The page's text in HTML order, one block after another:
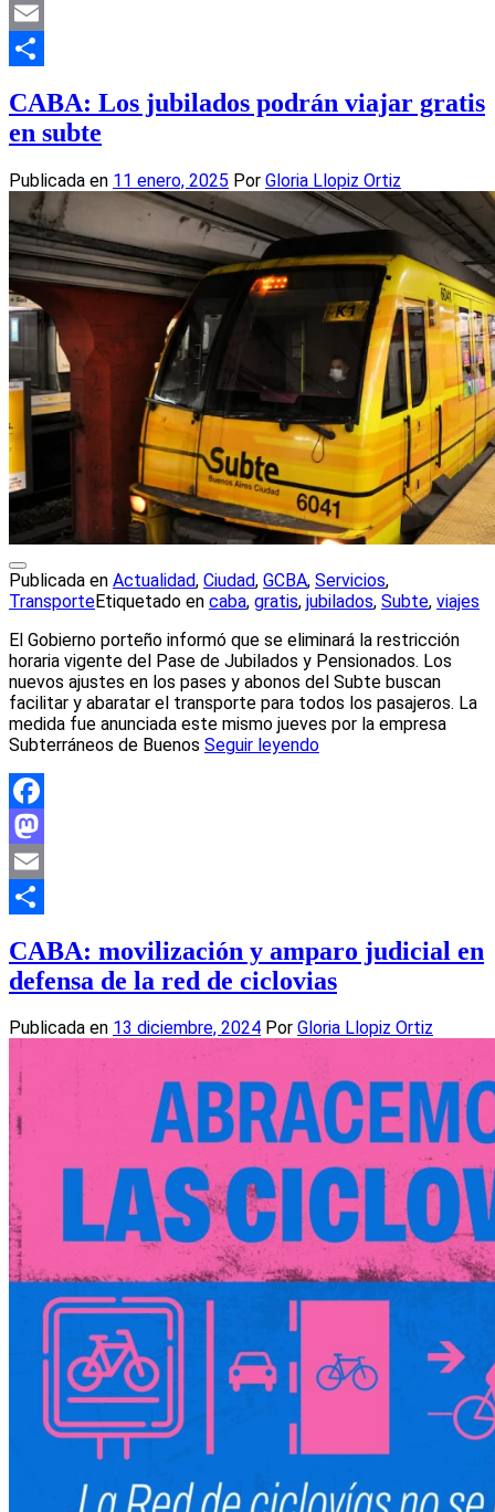
Mastodon
Email
CABA: Los jubilados podrán viajar gratis
en subte
Publicada en 11 enero, 2025 Por Gloria Llopiz Ortiz
Publicada en Actualidad, Ciudad, GCBA, Servicios,
TransporteEtiquetado en caba, gratis, jubilados, Subte, viajes
El Gobierno porteño informó que se eliminará la restricción
horaria vigente del Pase de Jubilados y Pensionados. Los
nuevos ajustes en los pases y abonos del Subte buscan
facilitar y abaratar el transporte para todos los pasajeros. La
medida fue anunciada este mismo jueves por la empresa
Subterráneos de Buenos Seguir leyendo
Facebook
Mastodon
Email
CABA: movilización y amparo judicial en
defensa de la red de ciclovias
Publicada en 13 diciembre, 2024 Por Gloria Llopiz Ortiz